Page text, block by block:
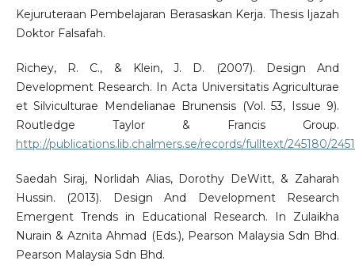
Kejuruteraan Pembelajaran Berasaskan Kerja. Thesis Ijazah
Doktor Falsafah.
Richey, R. C., & Klein, J. D. (2007). Design And
Development Research. In Acta Universitatis Agriculturae
et Silviculturae Mendelianae Brunensis (Vol. 53, Issue 9).
Routledge Taylor & Francis Group.
http://publications.lib.chalmers.se/records/fulltext/245180/
Saedah Siraj, Norlidah Alias, Dorothy DeWitt, & Zaharah
Hussin. (2013). Design And Development Research
Emergent Trends in Educational Research. In Zulaikha
Nurain & Aznita Ahmad (Eds.), Pearson Malaysia Sdn Bhd.
Pearson Malaysia Sdn Bhd.